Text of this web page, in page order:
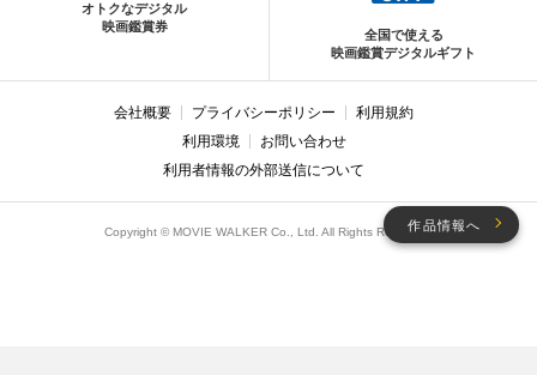
作品情報へ
オトクなデジタル
映画鑑賞券
全国で使える
映画鑑賞デジタルギフト
会社概要 プライバシーポリシー
利用規約
利用環境
お問い合わせ
利用者情報の外部送信について
Copyright © MOVIE WALKER Co., Ltd. All Rights Reserved.